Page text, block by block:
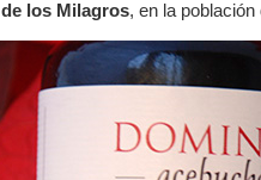
los Milagros, en la población